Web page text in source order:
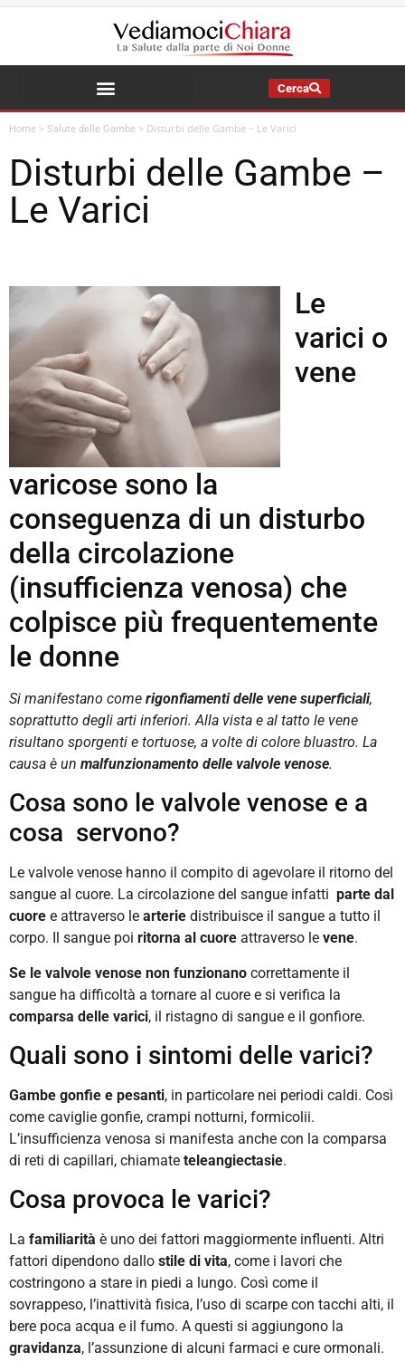
Cerca
Home > Salute delle Gambe > Disturbi delle Gambe – Le Varici
Disturbi delle Gambe –
Le Varici
Le
varici o
vene
varicose sono la
conseguenza di un disturbo
della circolazione
(insufficienza venosa) che
colpisce più frequentemente
le donne
Si manifestano come rigonfiamenti delle vene superficiali,
soprattutto degli arti inferiori. Alla vista e al tatto le vene
risultano sporgenti e tortuose, a volte di colore bluastro. La
causa è un malfunzionamento delle valvole venose.
Cosa sono le valvole venose e a
cosa servono?
Le valvole venose hanno il compito di agevolare il ritorno del
sangue al cuore. La circolazione del sangue infatti parte dal
cuore e attraverso le arterie distribuisce il sangue a tutto il
corpo. Il sangue poi ritorna al cuore attraverso le vene.
Se le valvole venose non funzionano correttamente il
sangue ha difficoltà a tornare al cuore e si verifica la
comparsa delle varici, il ristagno di sangue e il gonfiore.
Quali sono i sintomi delle varici?
Gambe gonfie e pesanti, in particolare nei periodi caldi. Così
come caviglie gonfie, crampi notturni, formicolii.
L’insufficienza venosa si manifesta anche con la comparsa
di reti di capillari, chiamate teleangiectasie.
Cosa provoca le varici?
La familiarità è uno dei fattori maggiormente influenti. Altri
fattori dipendono dallo stile di vita, come i lavori che
costringono a stare in piedi a lungo. Così come il
sovrappeso, l’inattività fisica, l’uso di scarpe con tacchi alti, il
bere poca acqua e il fumo. A questi si aggiungono la
gravidanza, l’assunzione di alcuni farmaci e cure ormonali.